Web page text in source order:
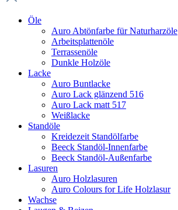
Öle
Auro Abtönfarbe für Naturharzöle
Arbeitsplattenöle
Terrassenöle
Dunkle Holzöle
Lacke
Auro Buntlacke
Auro Lack glänzend 516
Auro Lack matt 517
Weißlacke
Standöle
Kreidezeit Standölfarbe
Beeck Standöl-Innenfarbe
Beeck Standöl-Außenfarbe
Lasuren
Auro Holzlasuren
Auro Colours for Life Holzlasur
Wachse